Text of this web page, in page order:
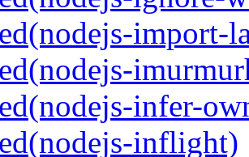
import-
infer-
inflight)